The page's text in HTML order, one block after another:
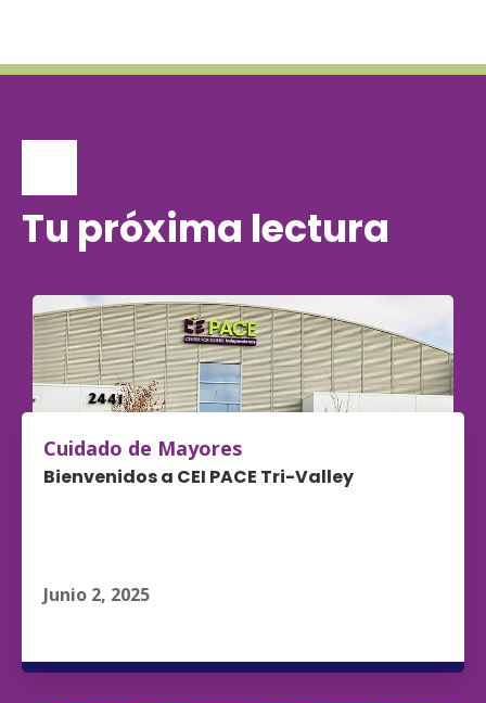
Tu próxima lectura
Cuidado de Mayores
Bienvenidos a CEI PACE Tri-Valley
Junio 2, 2025